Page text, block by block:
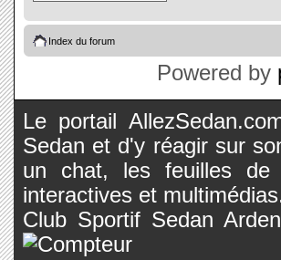
Index du forum
Powered by
Le portail
Sedan et d'y réagir sur
un chat, les feuilles de
interactives et
Club Sportif Sedan